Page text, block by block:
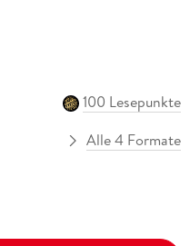
100 Lesepunkte
Alle 4 Formate